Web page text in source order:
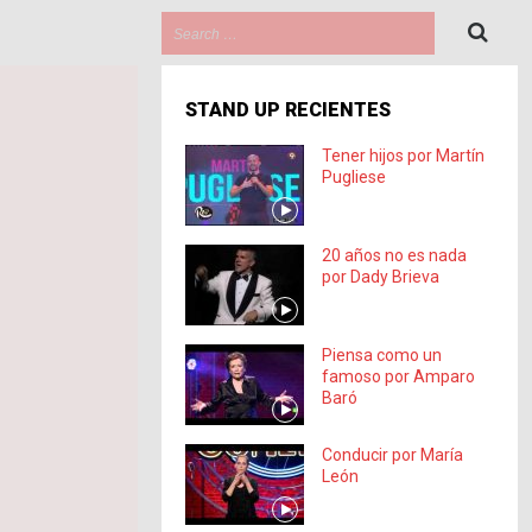
STAND UP RECIENTES
Tener hijos por Martín
Pugliese
20 años no es nada
por Dady Brieva
Piensa como un
famoso por Amparo
Baró
Conducir por María
León